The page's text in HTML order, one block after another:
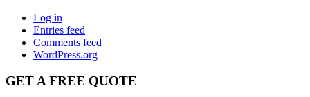
Log in
Entries feed
Comments feed
WordPress.org
GET A FREE QUOTE